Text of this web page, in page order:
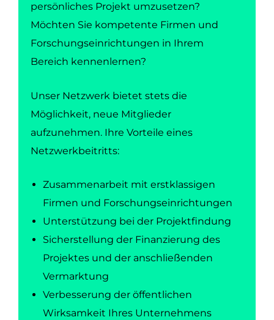
persönliches Projekt umzusetzen?
Möchten Sie kompetente Firmen und
Forschungseinrichtungen in Ihrem
Bereich kennenlernen?
Unser Netzwerk bietet stets die
Möglichkeit, neue Mitglieder
aufzunehmen. Ihre Vorteile eines
Netzwerkbeitritts:
Zusammenarbeit mit erstklassigen
Firmen und Forschungseinrichtungen
Unterstützung bei der Projektfindung
Sicherstellung der Finanzierung des
Projektes und der anschließenden
Vermarktung
Verbesserung der öffentlichen
Wirksamkeit Ihres Unternehmens